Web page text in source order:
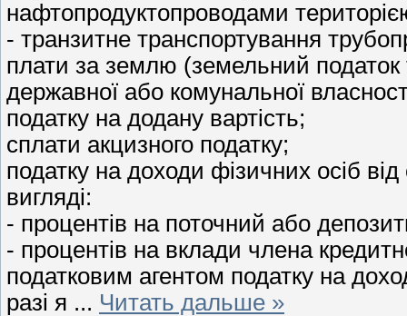
нафтопродуктопроводами
- транзитне транспортування
плати за землю (земельний податок
державної або комунальної
податку на додану вартість;
сплати акцизного податку;
податку на доходи фізичних осіб
вигляді:
- процентів на поточний або
- процентів на вклади члена
податковим агентом податку на
разі я ... Читать дальше »